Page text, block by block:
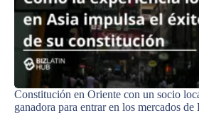
Constitución en Oriente con un socio
ganadora para entrar en los mercados